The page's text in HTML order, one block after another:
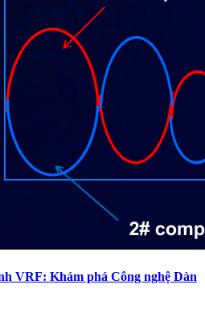
VRF: Khám phá Công nghệ Dàn